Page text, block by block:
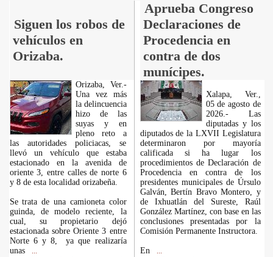
Siguen los robos de
vehículos en
Orizaba.
Aprueba Congreso
Declaraciones de
Procedencia en
contra de dos
munícipes.
Orizaba, Ver.-
Una vez más
la delincuencia
hizo de las
suyas y en
pleno reto a
las autoridades policiacas, se
llevó un vehículo que estaba
estacionado en la avenida de
oriente 3, entre calles de norte 6
y 8 de esta localidad orizabeña.
Se trata de una camioneta color
guinda, de modelo reciente, la
cual, su propietario dejó
estacionada sobre Oriente 3 entre
Norte 6 y 8, ya que realizaría
unas
Xalapa, Ver.,
05 de agosto de
2026.- Las
diputadas y los
diputados de la LXVII Legislatura
determinaron por mayoría
calificada si ha lugar los
procedimientos de Declaración de
Procedencia en contra de los
presidentes municipales de Úrsulo
Galván, Bertín Bravo Montero, y
de Ixhuatlán del Sureste, Raúl
González Martínez, con base en las
conclusiones presentadas por la
Comisión Permanente Instructora.
En